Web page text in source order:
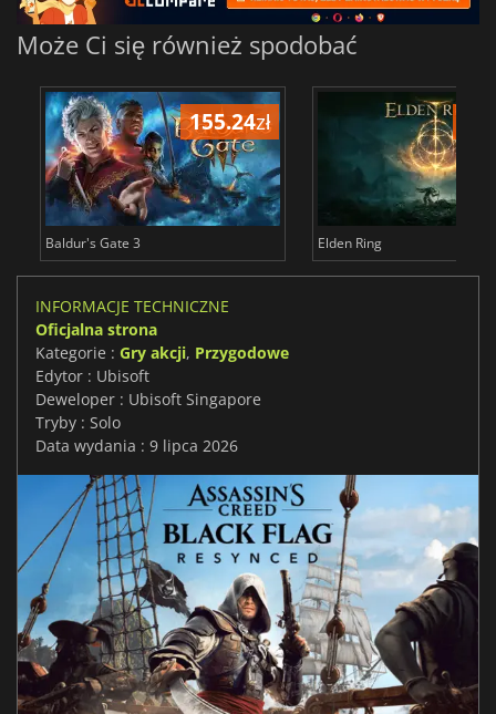
Może Ci się również spodobać
155.24zł
Baldur's Gate 3 Elden Ring
INFORMACJE TECHNICZNE
Oficjalna strona
Kategorie : Gry akcji, Przygodowe
Edytor : Ubisoft
Deweloper : Ubisoft Singapore
Tryby : Solo
Data wydania : 9 lipca 2026